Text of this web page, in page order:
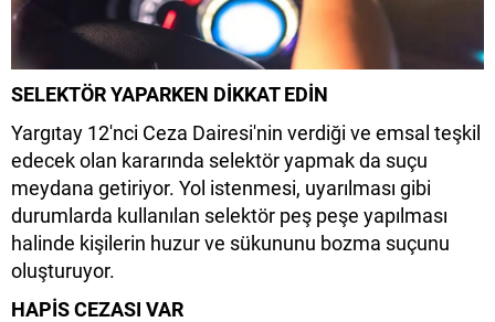
SELEKTÖR YAPARKEN DİKKAT EDİN
Yargıtay 12'nci Ceza Dairesi'nin verdiği ve emsal teşkil
edecek olan kararında selektör yapmak da suçu
meydana getiriyor. Yol istenmesi, uyarılması gibi
durumlarda kullanılan selektör peş peşe yapılması
halinde kişilerin huzur ve sükununu bozma suçunu
oluşturuyor.
HAPİS CEZASI VAR